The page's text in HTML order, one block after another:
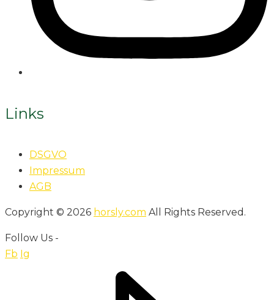
Links
DSGVO
Impressum
AGB
Copyright © 2026 horsly.com All Rights Reserved.
Follow Us -
Fb Ig